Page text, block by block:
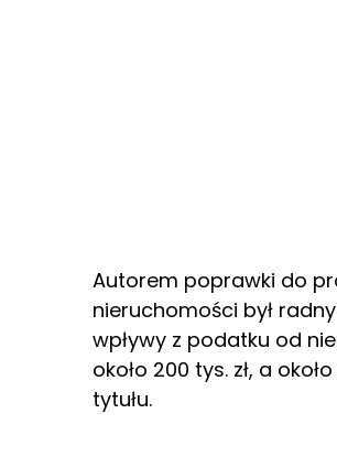
Autorem poprawki do
nieruchomości był
wpływy z podatku od
około 200 tys. zł, a
tytułu.